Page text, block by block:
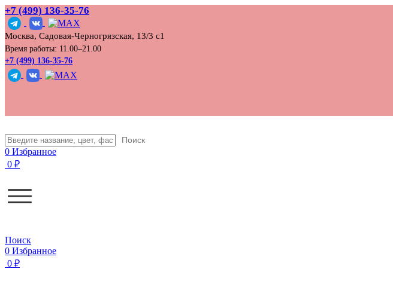
+7 (499) 136‑35‑76
Москва, Садовая-Черногрязская, 13/3 с1
Время работы: 11.00–21.00
+7 (499) 136-35-76
Поиск
0 Избранное
0 ₽
Поиск
0 Избранное
0 ₽